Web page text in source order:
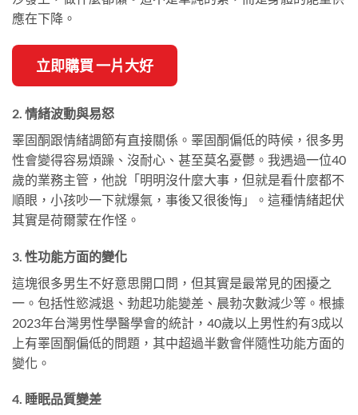
應在下降。
立即購買 一片大好
2. 情緒波動與易怒
睪固酮跟情緒調節有直接關係。睪固酮偏低的時候，很多男
性會變得容易煩躁、沒耐心、甚至莫名憂鬱。我遇過一位40
歲的業務主管，他說「明明沒什麼大事，但就是看什麼都不
順眼，小孩吵一下就爆氣，事後又很後悔」。這種情緒起伏
其實是荷爾蒙在作怪。
3. 性功能方面的變化
這塊很多男生不好意思開口問，但其實是最常見的困擾之
一。包括性慾減退、勃起功能變差、晨勃次數減少等。根據
2023年台灣男性學醫學會的統計，40歲以上男性約有3成以
上有睪固酮偏低的問題，其中超過半數會伴隨性功能方面的
變化。
4. 睡眠品質變差